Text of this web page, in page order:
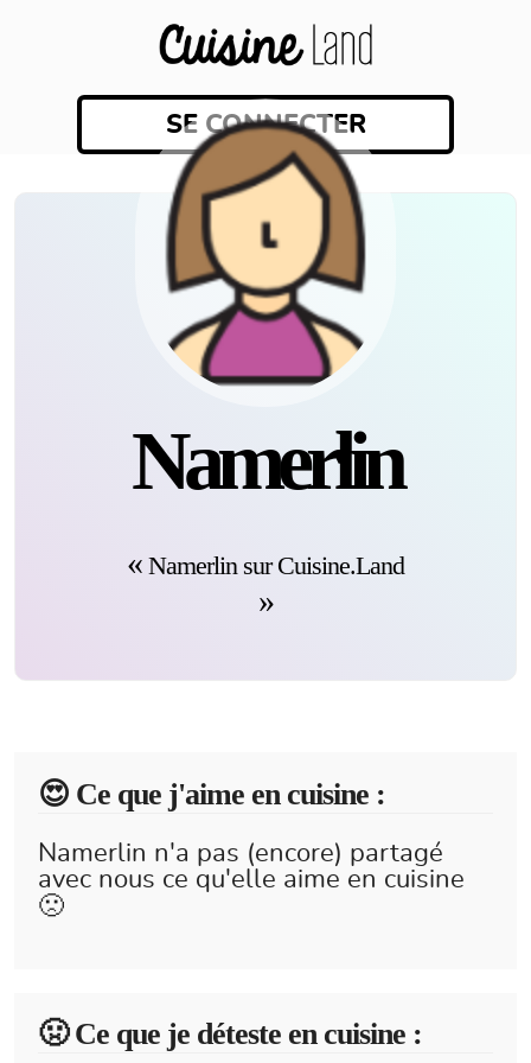
SE CONNECTER
Namerlin
Namerlin sur Cuisine.Land
😍️ Ce que j'aime en cuisine :
Namerlin n'a pas (encore) partagé
avec nous ce qu'elle aime en cuisine
🙁
🤢 Ce que je déteste en cuisine :